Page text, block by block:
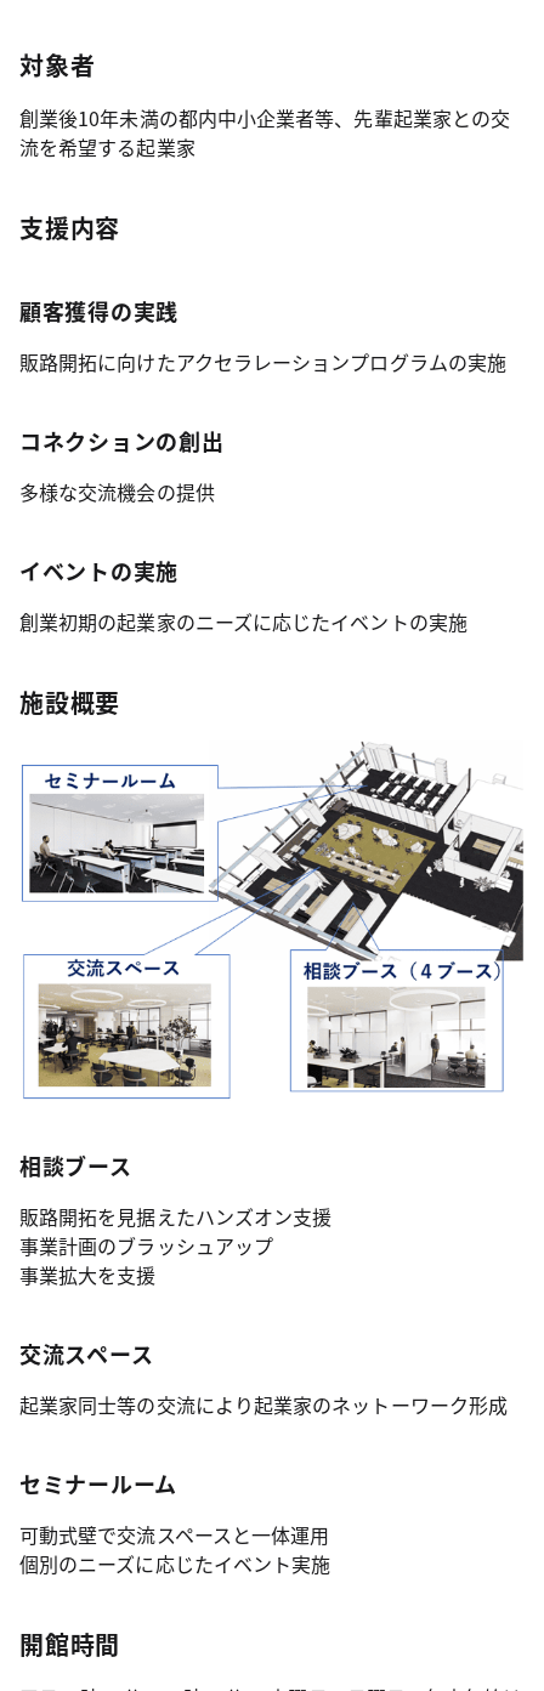
対象者
創業後10年未満の都内中小企業者等、先輩起業家との交
流を希望する起業家
支援内容
顧客獲得の実践
販路開拓に向けたアクセラレーションプログラムの実施
コネクションの創出
多様な交流機会の提供
イベントの実施
創業初期の起業家のニーズに応じたイベントの実施
施設概要
相談ブース
販路開拓を見据えたハンズオン支援
事業計画のブラッシュアップ
事業拡大を支援
交流スペース
起業家同士等の交流により起業家のネットーワーク形成
セミナールーム
可動式壁で交流スペースと一体運用
個別のニーズに応じたイベント実施
開館時間